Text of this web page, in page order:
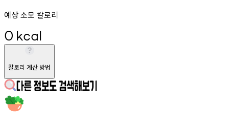
예상 소모 칼로리
0 kcal
칼로리 계산 방법